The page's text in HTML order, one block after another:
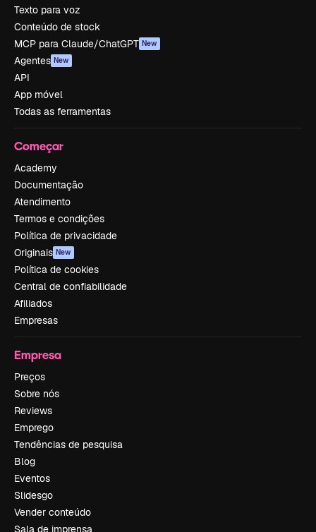
Texto para voz
Conteúdo de stock
MCP para Claude/ChatGPT New
Agentes New
API
App móvel
Todas as ferramentas
Começar
Academy
Documentação
Atendimento
Termos e condições
Política de privacidade
Originais New
Política de cookies
Central de confiabilidade
Afiliados
Empresas
Empresa
Preços
Sobre nós
Reviews
Emprego
Tendências de pesquisa
Blog
Eventos
Slidesgo
Vender conteúdo
Sala de imprensa